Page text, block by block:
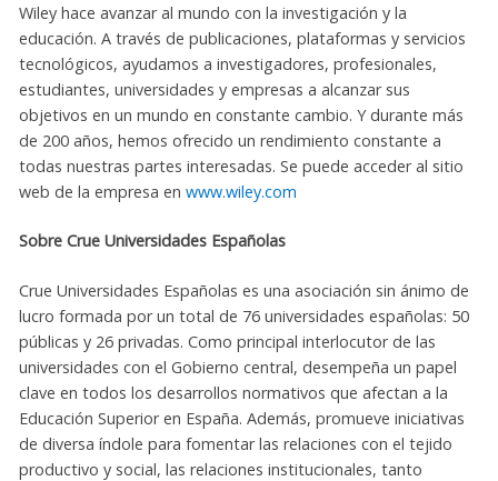
Wiley hace avanzar al mundo con la investigación y la
educación. A través de publicaciones, plataformas y servicios
tecnológicos, ayudamos a investigadores, profesionales,
estudiantes, universidades y empresas a alcanzar sus
objetivos en un mundo en constante cambio. Y durante más
de 200 años, hemos ofrecido un rendimiento constante a
todas nuestras partes interesadas. Se puede acceder al sitio
web de la empresa enwww.wiley.com
Sobre Crue Universidades Españolas
Crue Universidades Españolas es una asociación sin ánimo de
lucro formada por un total de 76 universidades españolas: 50
públicas y 26 privadas. Como principal interlocutor de las
universidades con el Gobierno central, desempeña un papel
clave en todos los desarrollos normativos que afectan a la
Educación Superior en España. Además, promueve iniciativas
de diversa índole para fomentar las relaciones con el tejido
productivo y social, las relaciones institucionales, tanto